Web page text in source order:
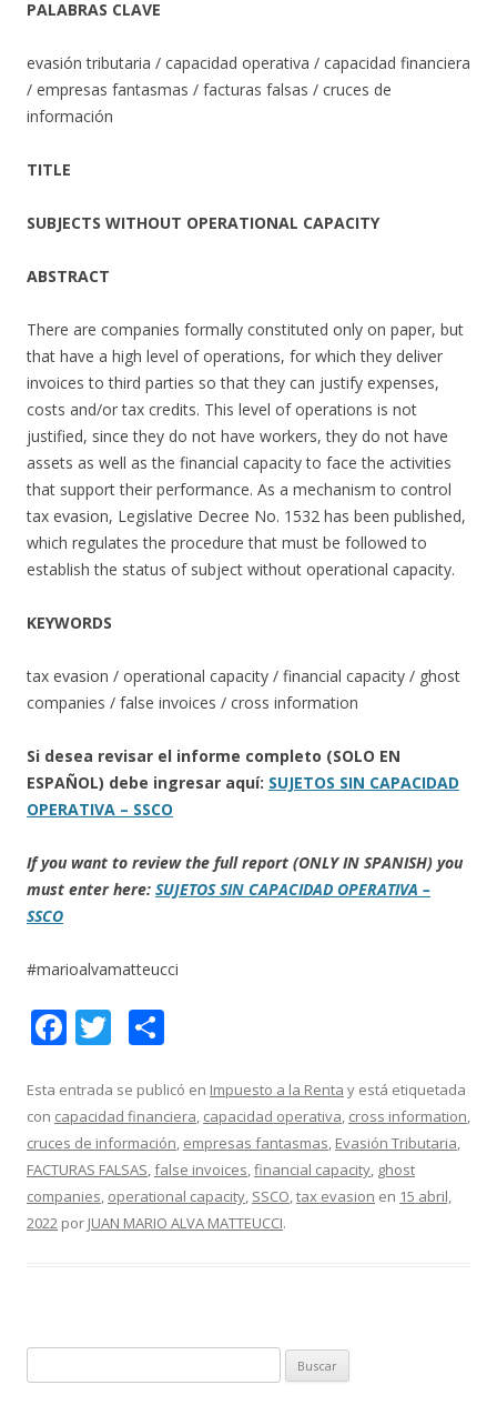
PALABRAS CLAVE
evasión tributaria / capacidad operativa / capacidad financiera
/ empresas fantasmas / facturas falsas / cruces de
información
TITLE
SUBJECTS WITHOUT OPERATIONAL CAPACITY
ABSTRACT
There are companies formally constituted only on paper, but
that have a high level of operations, for which they deliver
invoices to third parties so that they can justify expenses,
costs and/or tax credits. This level of operations is not
justified, since they do not have workers, they do not have
assets as well as the financial capacity to face the activities
that support their performance. As a mechanism to control
tax evasion, Legislative Decree No. 1532 has been published,
which regulates the procedure that must be followed to
establish the status of subject without operational capacity.
KEYWORDS
tax evasion / operational capacity / financial capacity / ghost
companies / false invoices / cross information
Si desea revisar el informe completo (SOLO EN
ESPAÑOL) debe ingresar aquí: SUJETOS SIN CAPACIDAD
OPERATIVA – SSCO
If you want to review the full report (ONLY IN SPANISH) you
must enter here: SUJETOS SIN CAPACIDAD OPERATIVA –
SSCO
#marioalvamatteucci
F
e
b
o
o
k
T
itt
er
m
p
ar
ti
r
Esta entrada se publicó en Impuesto a la Renta y está etiquetada
con capacidad financiera, capacidad operativa, cross information,
cruces de información, empresas fantasmas, Evasión Tributaria,
FACTURAS FALSAS,false invoices,financial capacity, ghost
companies, operational capacity, SSCO,tax evasion en 15 abril,
2022 por JUAN MARIO ALVA MATTEUCCI.
u